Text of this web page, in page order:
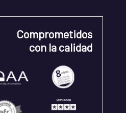
Comprometidos
con la calidad